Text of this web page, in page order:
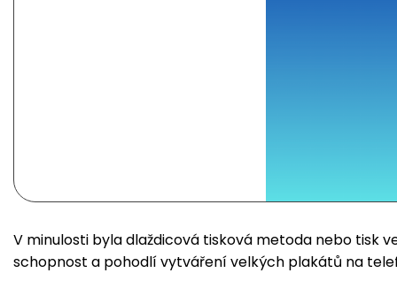
V minulosti byla dlaždicová tisková metoda nebo tisk
schopnost a pohodlí vytváření velkých plakátů na